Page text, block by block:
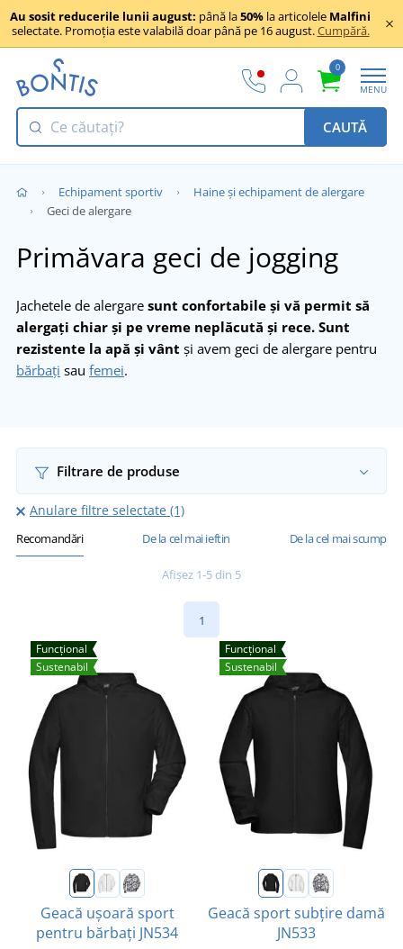
Au sosit reducerile lunii august: până la50% la articolele Malfini
selectate. Promoția este valabilă doar până pe 16 august.Cumpără.
0
MENU
CAUTĂ
Echipament sportiv
Haine și echipament de alergare
Geci de alergare
Primăvara geci de jogging
Jachetele de alergare sunt confortabile și vă permit să
alergați chiar și pe vreme neplăcută și rece. Sunt
rezistente la apă și vânt și avem geci de alergare pentru
bărbați sau femei.
Filtrare de produse
Anulare filtre selectate (1)
Recomandări De la cel mai ieftin De la cel mai scump
Afișez 1-5 din 5
1
Funcțional
Sustenabil
Geacă ușoară sport
pentru bărbați JN534
Funcțional
Sustenabil
Geacă sport subțire damă
JN533